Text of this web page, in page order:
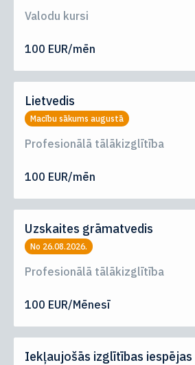
Valodu kursi
100 EUR/mēn
Lietvedis
Macību sākums augustā
Profesionālā tālākizglītība
100 EUR/mēn
Uzskaites grāmatvedis
No 26.08.2026.
Profesionālā tālākizglītība
100 EUR/Mēnesī
Iekļaujošās izglītības